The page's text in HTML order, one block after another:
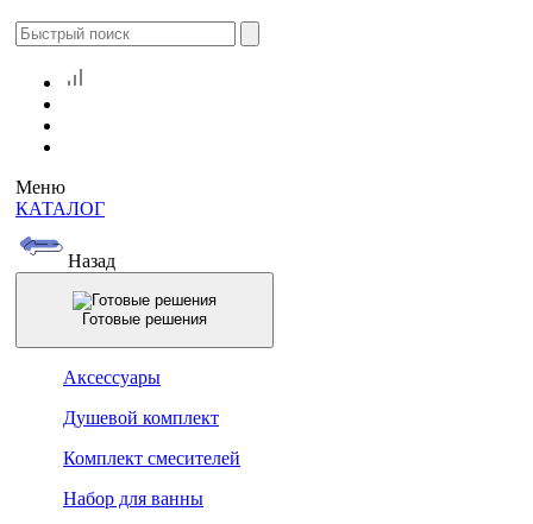
Меню
КАТАЛОГ
Назад
Готовые решения
Аксессуары
Душевой комплект
Комплект смесителей
Набор для ванны